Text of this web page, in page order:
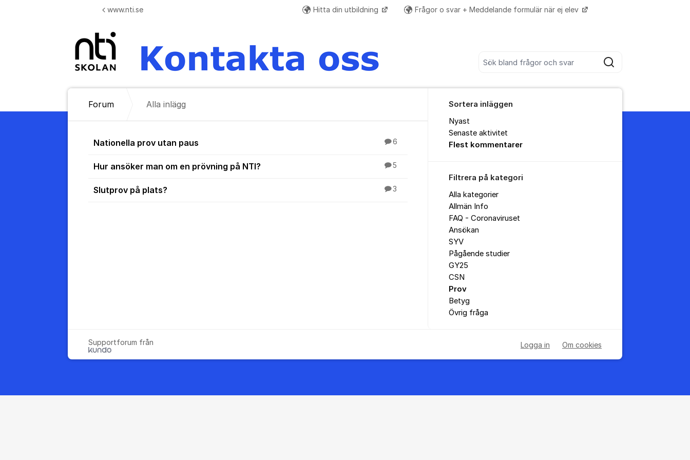
Sök
www.nti.se Hitta din utbildning Frågor o svar + Meddelande formulär när ej elev Fler supportlänkar
Forum Alla inlägg
Alla inlägg
Nationella prov utan paus 6
Hur ansöker man om en prövning på NTI? 5
Slutprov på plats? 3
Sortera inläggen
Nyast
Senaste aktivitet
Flest kommentarer
Filtrera på kategori
Alla kategorier
Allmän Info
FAQ - Coronaviruset
Ansökan
SYV
Pågående studier
GY25
CSN
Prov
Betyg
Övrig fråga
Supportforum från Logga in Om cookies